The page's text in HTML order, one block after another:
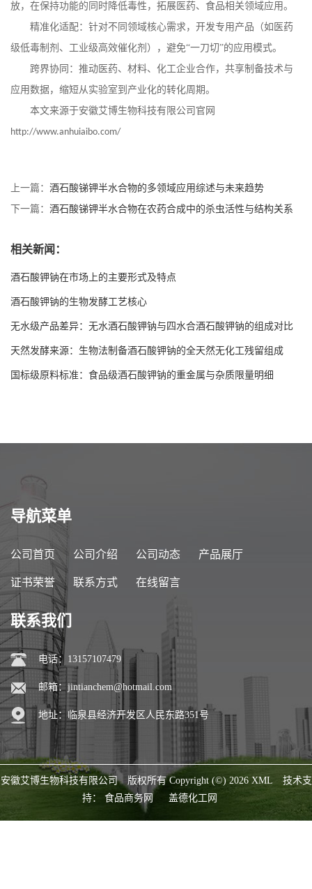
放，在保持功能的同时降低毒性，拓展医药、食品相关领域应用。
精准化适配：针对不同领域核心需求，开发专用产品（如医药
级低毒制剂、工业级高效催化剂），避免“一刀切”的应用模式。
跨界协同：推动医药、材料、化工企业合作，共享制备技术与
应用数据，缩短从实验室到产业化的转化周期。
本文来源于安徽艾博生物科技有限公司官网
http://www.anhuiaibo.com/
上一篇： 酒石酸锑钾半水合物的多领域应用综述与未来趋势
下一篇： 酒石酸锑钾半水合物在农药合成中的杀虫活性与结构关系
相关新闻：
酒石酸钾钠在市场上的主要形式及特点
酒石酸钾钠的生物发酵工艺核心
无水级产品差异：无水酒石酸钾钠与四水合酒石酸钾钠的组成对比
天然发酵来源：生物法制备酒石酸钾钠的全天然无化工残留组成
国标级原料标准：食品级酒石酸钾钠的重金属与杂质限量明细
导航菜单
公司首页 公司介绍 公司动态 产品展厅
证书荣誉 联系方式 在线留言
联系我们
电话：13157107479
邮箱： jintianchem@hotmail.com
地址：临泉县经济开发区人民东路351号
安徽艾博生物科技有限公司 版权所有 Copyright (©) 2026 XML
技术支
持： 食品商务网 盖德化工网